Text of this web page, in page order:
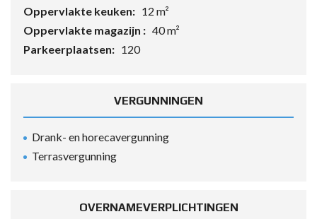
Oppervlakte keuken: 12 m²
Oppervlakte magazijn : 40 m²
Parkeerplaatsen: 120
VERGUNNINGEN
Drank- en horecavergunning
Terrasvergunning
OVERNAMEVERPLICHTINGEN